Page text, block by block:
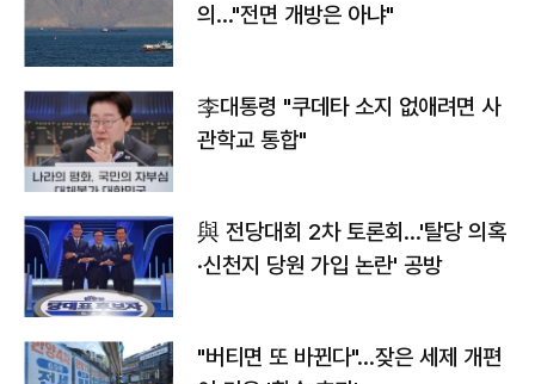
의…"전면 개방은 아냐"
李대통령 "쿠데타 소지 없애려면 사
관학교 통합"
與 전당대회 2차 토론회…'탈당 의혹
·신천지 당원 가입 논란' 공방
"버티면 또 바뀐다"…잦은 세제 개편